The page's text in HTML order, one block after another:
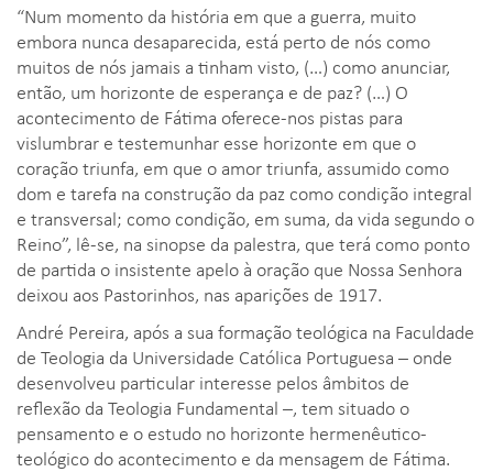
“Num momento da história em que a guerra, muito
embora nunca desaparecida, está perto de nós como
muitos de nós jamais a tinham visto, (…) como anunciar,
então, um horizonte de esperança e de paz? (…) O
acontecimento de Fátima oferece-nos pistas para
vislumbrar e testemunhar esse horizonte em que o
coração triunfa, em que o amor triunfa, assumido como
dom e tarefa na construção da paz como condição integral
e transversal; como condição, em suma, da vida segundo o
Reino”, lê-se, na sinopse da palestra, que terá como ponto
de partida o insistente apelo à oração que Nossa Senhora
deixou aos Pastorinhos, nas aparições de 1917.
André Pereira, após a sua formação teológica na Faculdade
de Teologia da Universidade Católica Portuguesa – onde
desenvolveu particular interesse pelos âmbitos de
reflexão da Teologia Fundamental –, tem situado o
pensamento e o estudo no horizonte hermenêutico-
teológico do acontecimento e da mensagem de Fátima.